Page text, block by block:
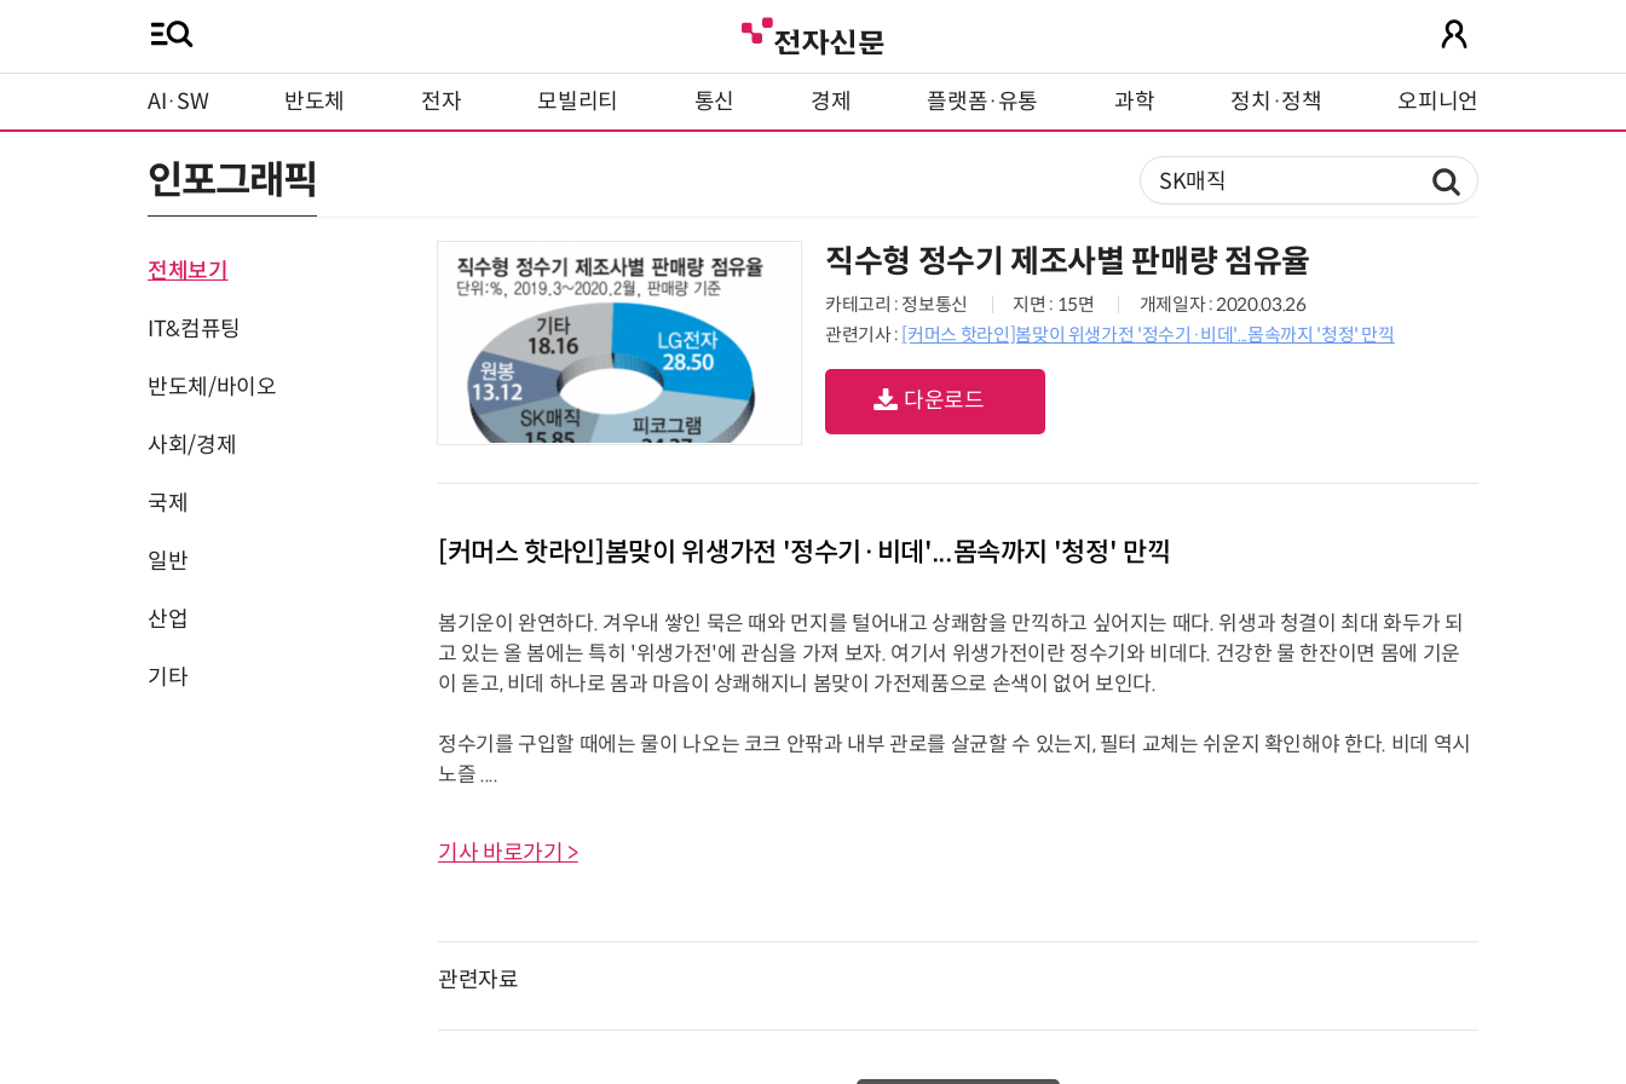
AI·SW 반도체 전자 모빌리티 통신 경제 플랫폼·유통 과학 정치·정책 오피니언
인포그래픽
전체보기
IT&컴퓨팅
반도체/바이오
사회/경제
국제
일반
산업
기타
직수형 정수기 제조사별 판매량 점유율
카테고리 : 정보통신 지면 : 15면
개제일자 : 2020.03.26
관련기사 : [커머스 핫라인]봄맞이 위생가전 '정수기·비데'...몸속까지 '청정' 만끽
다운로드
[커머스 핫라인]봄맞이 위생가전 '정수기·비데'...몸속까지 '청정' 만끽
봄기운이 완연하다. 겨우내 쌓인 묵은 때와 먼지를 털어내고 상쾌함을 만끽하고 싶어지는 때다. 위생과 청결이 최대 화두가 되
고 있는 올 봄에는 특히 '위생가전'에 관심을 가져 보자. 여기서 위생가전이란 정수기와 비데다. 건강한 물 한잔이면 몸에 기운
이 돋고, 비데 하나로 몸과 마음이 상쾌해지니 봄맞이 가전제품으로 손색이 없어 보인다.
정수기를 구입할 때에는 물이 나오는 코크 안팎과 내부 관로를 살균할 수 있는지, 필터 교체는 쉬운지 확인해야 한다. 비데 역시
노즐 ....
기사 바로가기 >
관련자료